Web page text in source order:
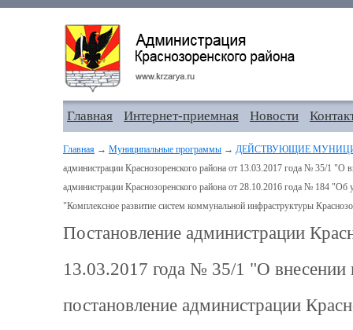
Главная Интернет-приемная Новости
Главная → Муниципальные программы → ДЕЙСТВУЮЩИЕ
администрации Краснозоренского района от 13.03.2017 года № 35/1 "О
администрации Краснозоренского района от 28.10.2016 года № 184
"Комплексное развитие систем коммунальной инфраструктуры
Постановление администрации
13.03.2017 года № 35/1 "О внесении
постановление администрации